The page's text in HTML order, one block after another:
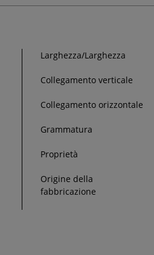
Larghezza/Larghezza
Collegamento verticale
Collegamento orizzontale
Grammatura
Proprietà
Origine della
fabbricazione